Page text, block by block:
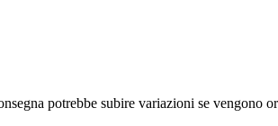
potrebbe subire variazioni se vengono